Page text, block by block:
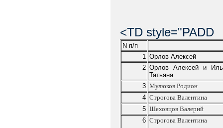
<TD style="PADD
N п/п
1
Орлов Алексей
2 Орлов Алексей и
Татьяна
3 Мулюков Родион
4 Строгова Валентина
5 Шеховцов Валерий
6 Строгова Валентина